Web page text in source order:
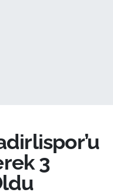
3
Fikstür